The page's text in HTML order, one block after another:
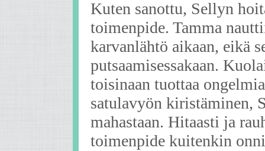
Kuten sanottu, Sellyn
toimenpide. Tamma
karvanlähtö aikaan, eikä
putsaamisessakaan.
toisinaan tuottaa
satulavyön kiristäminen,
mahastaan. Hitaasti ja
toimenpide kuitenkin